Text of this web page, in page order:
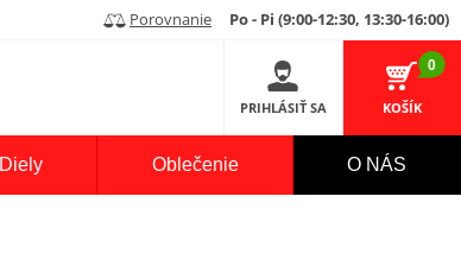
Porovnanie Po - Pi (9:00-12:30, 13:30-16:00)
PRIHLÁSIŤ SA
0
KOŠÍK
Diely Oblečenie O NÁS